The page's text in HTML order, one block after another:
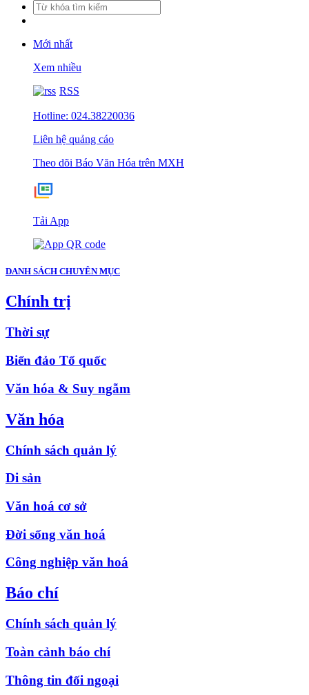
Mới nhất
Xem nhiều
RSS
Hotline: 024.38220036
Liên hệ quảng cáo
Theo dõi Báo Văn Hóa trên MXH
Tải App
DANH SÁCH CHUYÊN MỤC
Chính trị
Thời sự
Biển đảo Tổ quốc
Văn hóa & Suy ngẫm
Văn hóa
Chính sách quản lý
Di sản
Văn hoá cơ sở
Đời sống văn hoá
Công nghiệp văn hoá
Báo chí
Chính sách quản lý
Toàn cảnh báo chí
Thông tin đối ngoại